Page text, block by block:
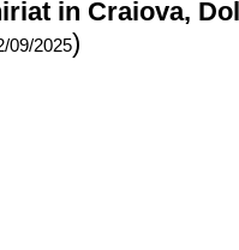
in Craiova,
09/2025)